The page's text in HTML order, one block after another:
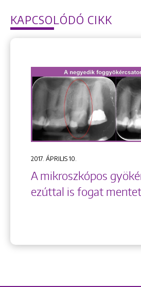
KAPCSOLÓDÓ CIKK
2017. ÁPRILIS 10.
A mikroszkópos
ezúttal is fogat